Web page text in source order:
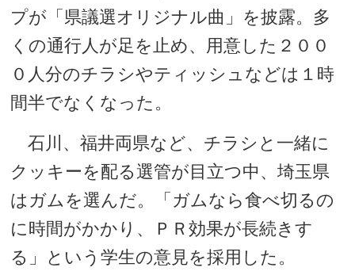
プが「県議選オリジナル曲」を披露。多
くの通行人が足を止め、用意した２００
０人分のチラシやティッシュなどは１時
間半でなくなった。
石川、福井両県など、チラシと一緒に
クッキーを配る選管が目立つ中、埼玉県
はガムを選んだ。「ガムなら食べ切るの
に時間がかかり、ＰＲ効果が長続きす
る」という学生の意見を採用した。